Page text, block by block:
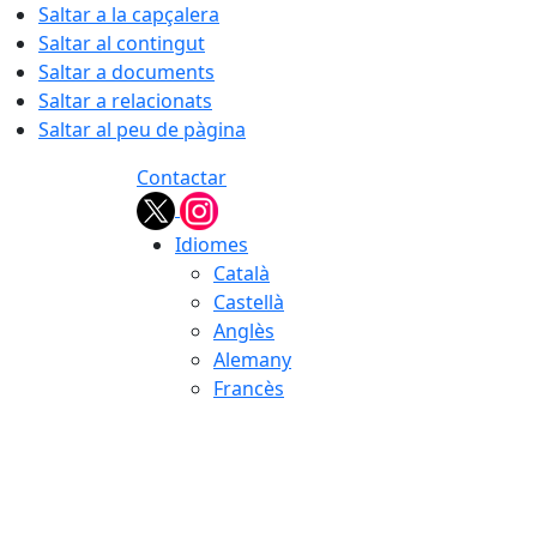
Saltar a la capçalera
Saltar al contingut
Saltar a documents
Saltar a relacionats
Saltar al peu de pàgina
Contactar
Idiomes
Català
Castellà
Anglès
Alemany
Francès